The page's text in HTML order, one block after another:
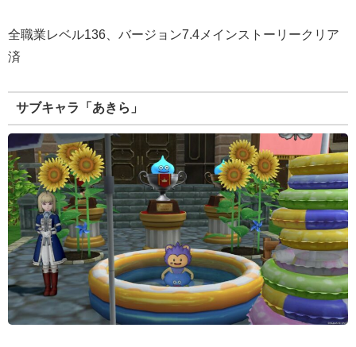
全職業レベル136、バージョン7.4メインストーリークリア
済
サブキャラ「あきら」